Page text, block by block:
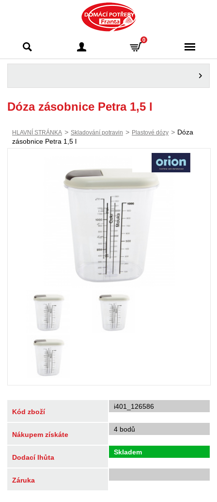
Franta - Příbram
0
Dóza zásobnice Petra 1,5 l
HLAVNÍ STRÁNKA > Skladování potravin > Plastové dózy > Dóza
zásobnice Petra 1,5 l
Kód zboží
i401_126586
Nákupem získáte
4 bodů
Dodací lhůta
Skladem
Záruka